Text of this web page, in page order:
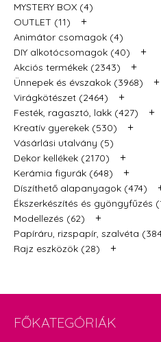
MYSTERY BOX (4)
OUTLET (11)
+
Animátor csomagok (4)
DIY alkotócsomagok (40)
+
Akciós termékek (2343) +
Ünnepek és évszakok (3968) +
Virágkötészet (2464) +
Festék, ragasztó, lakk (427) +
Kreatív gyerekek (530) +
Vásárlási utalvány (5)
Dekor kellékek (2170)
+
Kerámia figurák (648) +
Díszíthető alapanyagok (474)
Ékszerkészítés és gyöngyfűzés
Modellezés (62) +
Papíráru, rizspapír, szalvéta
Rajz eszközök (28) +
FŐKATEGÓRIÁK